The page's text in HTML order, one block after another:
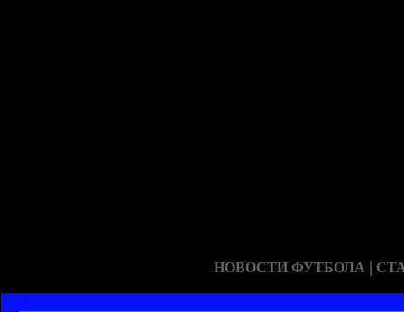
НОВОСТИ ФУТБОЛА |